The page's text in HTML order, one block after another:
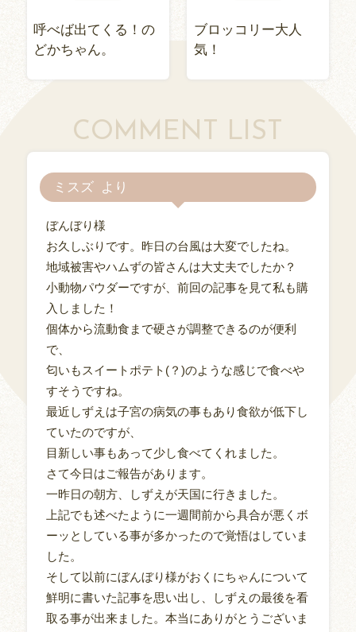
呼べば出てくる！の
どかちゃん。
ブロッコリー大人
気！
COMMENT LIST
ミスズ
ぼんぼり様
お久しぶりです。昨日の台風は大変でしたね。
地域被害やハムずの皆さんは大丈夫でしたか？
小動物パウダーですが、前回の記事を見て私も購
入しました！
個体から流動食まで硬さが調整できるのが便利
で、
匂いもスイートポテト(？)のような感じで食べや
すそうですね。
最近しずえは子宮の病気の事もあり食欲が低下し
ていたのですが、
目新しい事もあって少し食べてくれました。
さて今日はご報告があります。
一昨日の朝方、しずえが天国に行きました。
上記でも述べたように一週間前から具合が悪くボ
ーッとしている事が多かったので覚悟はしていま
した。
そして以前にぼんぼり様がおくにちゃんについて
鮮明に書いた記事を思い出し、しずえの最後を看
取る事が出来ました。本当にありがとうございま